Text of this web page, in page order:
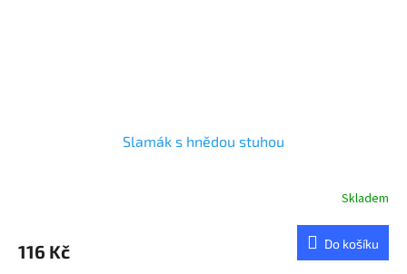
Slamák s hnědou stuhou
je
Skladem
116 Kč Do košíku